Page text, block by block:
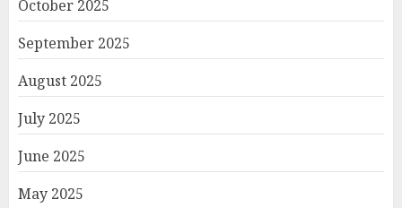
October 2025
September 2025
August 2025
July 2025
June 2025
May 2025